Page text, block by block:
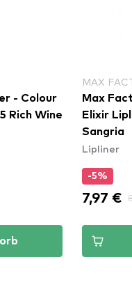
- Colour
Rich Wine
MAX
Max
Elixir
Sangria
Lipliner
-5%
7,97 €